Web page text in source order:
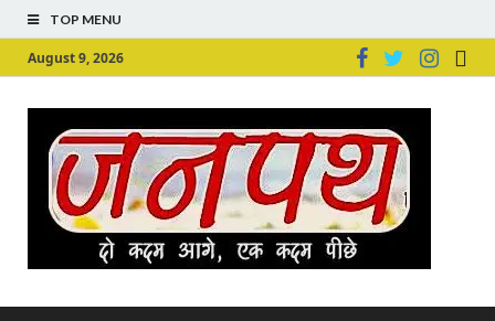
TOP MENU
August 9, 2026